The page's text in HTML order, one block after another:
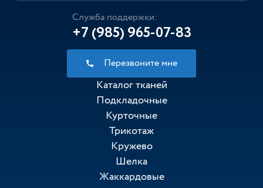
Служба поддержки:
+7 (985) 965-07-83
Перезвоните мне
Каталог тканей
Подкладочные
Курточные
Трикотаж
Кружево
Шелка
Жаккардовые